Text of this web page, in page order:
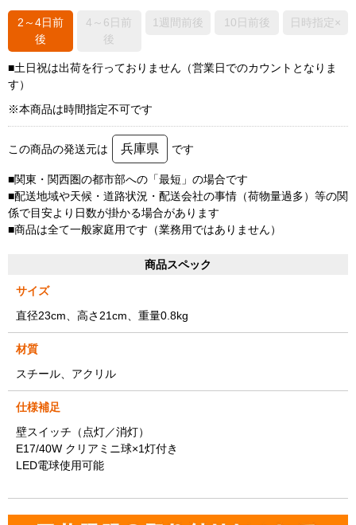
2～4日前
後
4～6日前
後
1週間前後 10日前後 日時指定×
■土日祝は出荷を行っておりません（営業日でのカウントとなりま
す）
※本商品は時間指定不可です
この商品の発送元は 兵庫県 です
■関東・関西圏の都市部への「最短」の場合です
■配送地域や天候・道路状況・配送会社の事情（荷物量過多）等の関
係で目安より日数が掛かる場合があります
■商品は全て一般家庭用です（業務用ではありません）
商品スペック
サイズ
直径23cm、高さ21cm、重量0.8kg
材質
スチール、アクリル
仕様補足
壁スイッチ（点灯／消灯）
E17/40W クリアミニ球×1灯付き
LED電球使用可能